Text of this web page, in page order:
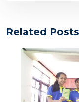
Related Posts